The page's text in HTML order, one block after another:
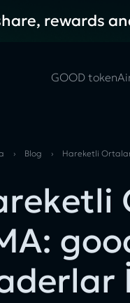
rewards
GOOD token
› Blog › Hareketli